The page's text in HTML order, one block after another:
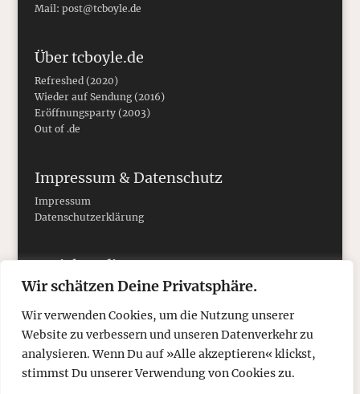
Wir schätzen Deine Privatsphäre.
Wir verwenden Cookies, um die Nutzung unserer
Website zu verbessern und unseren Datenverkehr zu
analysieren. Wenn Du auf »Alle akzeptieren« klickst,
stimmst Du unserer Verwendung von Cookies zu.
Mail: post@tcboyle.de
Über tcboyle.de
Refreshed (2020)
Wieder auf Sendung (2016)
Eröffnungsparty (2003)
Out of .de
Impressum & Datenschutz
Impressum
Datenschutzerklärung
Social Media